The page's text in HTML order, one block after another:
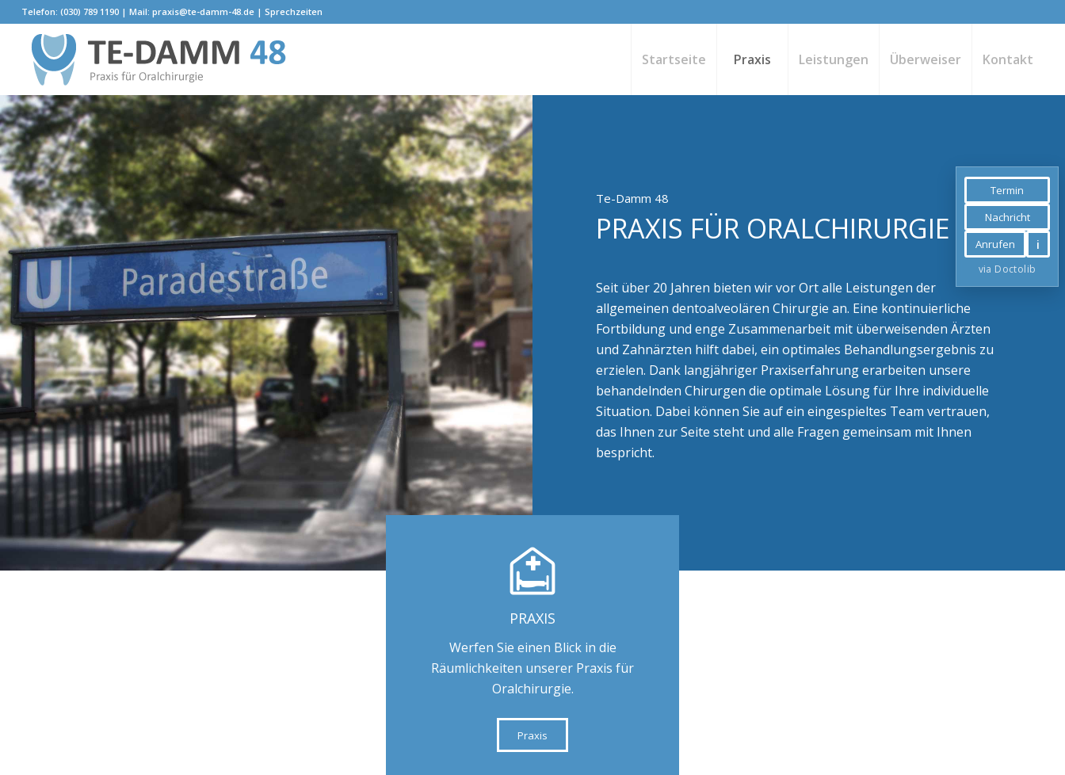
Telefon: (030) 789 1190 | Mail: praxis@te-damm-48.de| Sprechzeiten
Startseite Praxis Leistungen Überweiser Kontakt
Te-Damm 48
PRAXIS FÜR ORALCHIRURGIE
Seit über 20 Jahren bieten wir vor Ort alle Leistungen der
allgemeinen dentoalveolären Chirurgie an. Eine kontinuierliche
Fortbildung und enge Zusammenarbeit mit überweisenden Ärzten
und Zahnärzten hilft dabei, ein optimales Behandlungsergebnis zu
erzielen. Dank langjähriger Praxiserfahrung erarbeiten unsere
behandelnden Chirurgen die optimale Lösung für Ihre individuelle
Situation. Dabei können Sie auf ein eingespieltes Team vertrauen,
das Ihnen zur Seite steht und alle Fragen gemeinsam mit Ihnen
bespricht.
PRAXIS
Werfen Sie einen Blick in die
Räumlichkeiten unserer Praxis für
Oralchirurgie.
Praxis
Termin
Nachricht
Anrufen
i
via Doctolib